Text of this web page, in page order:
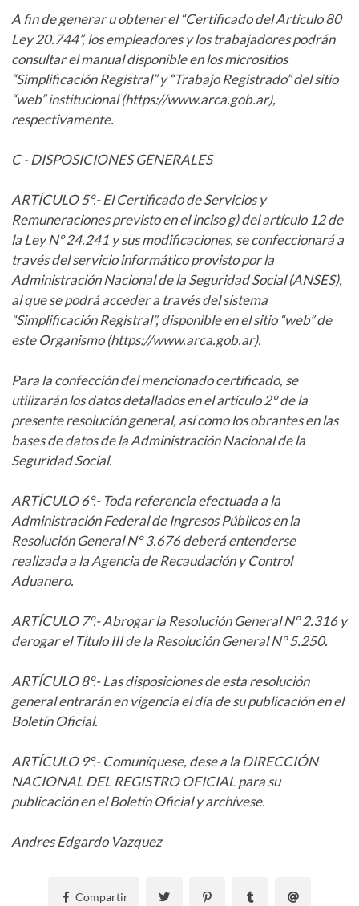
A fin de generar u obtener el “Certificado del Artículo 80
Ley 20.744”, los empleadores y los trabajadores podrán
consultar el manual disponible en los micrositios
“Simplificación Registral” y “Trabajo Registrado” del sitio
“web” institucional (https://www.arca.gob.ar),
respectivamente.
C - DISPOSICIONES GENERALES
ARTÍCULO 5°.- El Certificado de Servicios y
Remuneraciones previsto en el inciso g) del artículo 12 de
la Ley Nº 24.241 y sus modificaciones, se confeccionará a
través del servicio informático provisto por la
Administración Nacional de la Seguridad Social (ANSES),
al que se podrá acceder a través del sistema
“Simplificación Registral”, disponible en el sitio “web” de
este Organismo (https://www.arca.gob.ar).
Para la confección del mencionado certificado, se
utilizarán los datos detallados en el artículo 2° de la
presente resolución general, así como los obrantes en las
bases de datos de la Administración Nacional de la
Seguridad Social.
ARTÍCULO 6°.- Toda referencia efectuada a la
Administración Federal de Ingresos Públicos en la
Resolución General N° 3.676 deberá entenderse
realizada a la Agencia de Recaudación y Control
Aduanero.
ARTÍCULO 7°.- Abrogar la Resolución General N° 2.316 y
derogar el Título III de la Resolución General N° 5.250.
ARTÍCULO 8°.- Las disposiciones de esta resolución
general entrarán en vigencia el día de su publicación en el
Boletín Oficial.
ARTÍCULO 9°.- Comuníquese, dese a la DIRECCIÓN
NACIONAL DEL REGISTRO OFICIAL para su
publicación en el Boletín Oficial y archívese.
Andres Edgardo Vazquez
Compartir